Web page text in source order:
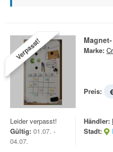
Verpasst! Marke:
Preis:
Leider verpasst!
Gültig: 01.07. -
04.07.
Händler:
Stadt: